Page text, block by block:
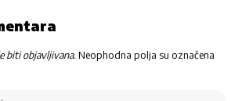
biti objavljivana.Neophodna polja su označena